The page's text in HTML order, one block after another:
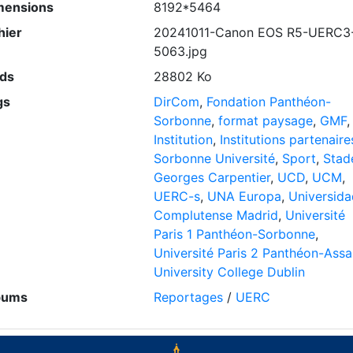
8192*5464
20241011-Canon EOS R5-
5063.jpg
28802 Ko
DirCom, Fondation Panthéon-
Sorbonne, format paysage, GMF,
Institution, Institutions
Sorbonne Université, Sport,
Georges Carpentier, UCD, UCM,
UERC-s, UNA Europa,
Complutense Madrid, Université
Paris 1 Panthéon-Sorbonne,
Université Paris 2 Panthéon-
University College Dublin
Reportages / UERC